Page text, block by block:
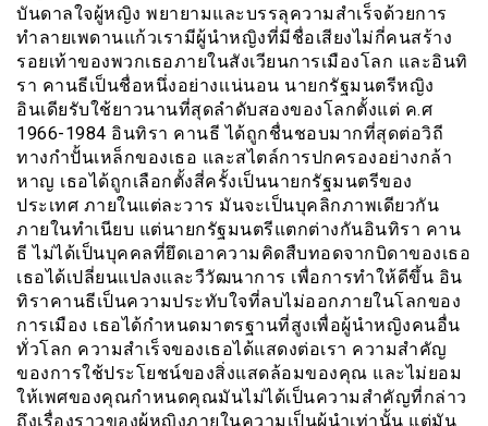
บันดาลใจผู้หญิง พยายามและบรรลุความสำเร็จด้วยการ
ทำลายเพดานแก้วเรามีผู้นำหญิงที่มีชื่อเสียงไม่กี่คนสร้าง
รอยเท้าของพวกเธอภายในสังเวียนการเมืองโลก และอินทิ
รา คานธีเป็นชื่อหนึ่งอย่างเเน่นอน นายกรัฐมนตรีหญิง
อินเดียรับใช้ยาวนานที่สุดลำดับสองของโลกตั้งแต่ ค.ศ
1966-1984 อินทิรา คานธี ได้ถูกชื่นชอบมากที่สุดต่อวิถี
ทางกำปั้นเหล็กของเธอ และสไตล์การปกครองอย่างกล้า
หาญ เธอได้ถูกเลือกตั้งสี่ครั้งเป็นนายกรัฐมนตรีของ
ประเทศ ภายในแต่ละวาร มันจะเป็นบุคลิกภาพเดียวกัน
ภายในทำเนียบ แต่นายกรัฐมนตรีแตกต่างกันอินทิรา คาน
ธี ไม่ได้เป็นบุคคลที่ยึดเอาความคิดสืบทอดจากบิดาของเธอ
เธอได้เปลี่ยนแปลงและวืวัฒนาการ เพื่อการทำให้ดีขึ้น อิน
ทิราคานธีเป็นความประทับใจที่ลบไม่ออกภายในโลกของ
การเมือง เธอได้กำหนดมาตรฐานที่สูงเพื่อผู้นำหญิงคนอื่น
ทั่วโลก ความสำเร็จของเธอได้แสดงต่อเรา ความสำคัญ
ของการใช้ประโยชน์ของสิ่งแสดล้อมของคุณ และไม่ยอม
ให้เพศของคุณกำหนดคุณมันไม่ได้เป็นความสำคัญที่กล่าว
ถึงเรื่องราวของผู้หญิงภายในความเป็นผู้นำเท่านั้น แต่มัน